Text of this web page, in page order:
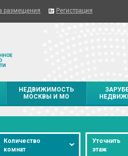
размещения Регистрация
НЕДВИЖИМОСТЬ
МОСКВЫ И МО
Количество
комнат
Уточнить
этаж